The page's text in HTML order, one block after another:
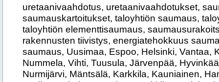
uretaanivaahdotus, uretaanivaahdotukset,
saumauskartoitukset, taloyhtiön saumaus,
taloyhtiön elementtisaumaus,
rakennusten tiivistys, energiatehokkuus
saumaus, Uusimaa, Espoo, Helsinki, Vantaa,
Nummela, Vihti, Tuusula, Järvenpää,
Nurmijärvi, Mäntsälä, Karkkila, Kauniainen,